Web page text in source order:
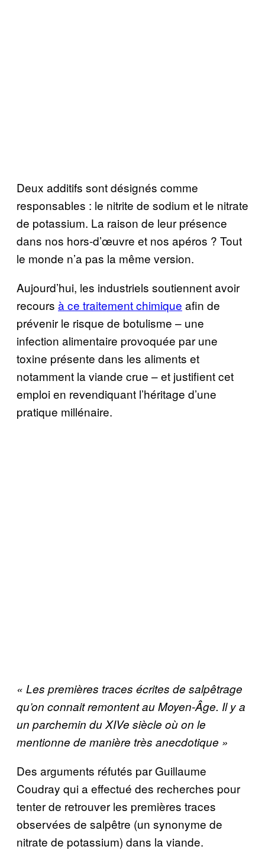
Deux additifs sont désignés comme
responsables : le nitrite de sodium et le nitrate
de potassium. La raison de leur présence
dans nos hors-d’œuvre et nos apéros ? Tout
le monde n’a pas la même version.
Aujourd’hui, les industriels soutiennent avoir
recours à ce traitement chimique afin de
prévenir le risque de botulisme – une
infection alimentaire provoquée par une
toxine présente dans les aliments et
notamment la viande crue – et justifient cet
emploi en revendiquant l’héritage d’une
pratique millénaire.
« Les premières traces écrites de salpêtrage
qu’on connait remontent au Moyen-Âge. Il y a
un parchemin du XIVe siècle oùon le
mentionne de manière très anecdotique »
Des arguments réfutés par Guillaume
Coudray qui a effectué des recherches pour
tenter de retrouver les premières traces
observées de salpêtre (un synonyme de
nitrate de potassium) dans la viande.